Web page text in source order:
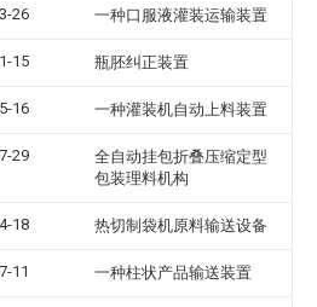
26 一种口服液灌装运输装置
15 瓶胚纠正装置
16 一种灌装机自动上料装置
29
全自动挂包折叠压缩定型
包装理料机构
18 热切制袋机原料输送设备
11 一种柱状产品输送装置